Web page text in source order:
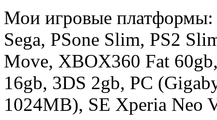
Мои игровые платформы:
Sega, PSone Slim, PS2
Move, XBOX360 Fat
16gb, 3DS 2gb, PC
1024MB), SE Xperia Neo